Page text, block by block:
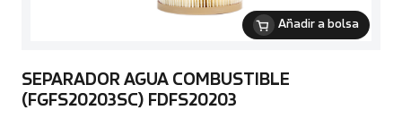
Añadir a bolsa
SEPARADOR AGUA COMBUSTIBLE
(FGFS20203SC) FDFS20203